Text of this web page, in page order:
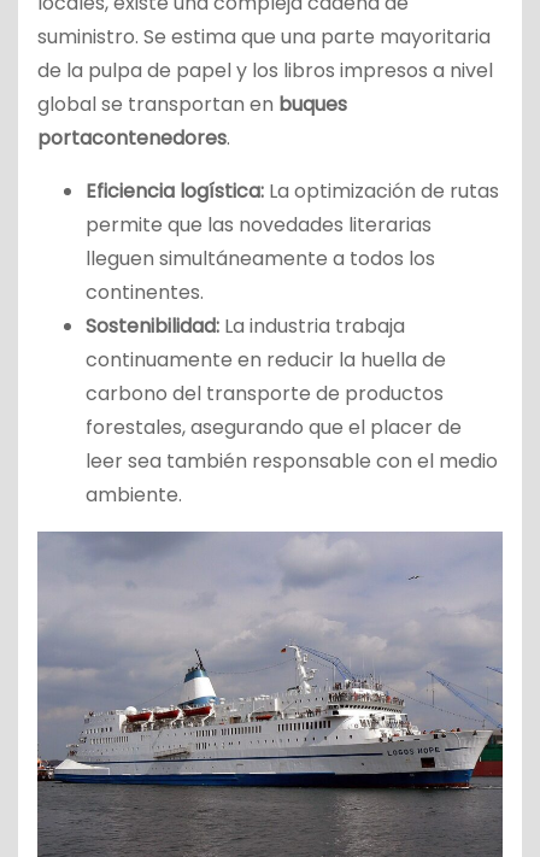
suministro. Se estima que una parte mayoritaria
de la pulpa de papel y los libros impresos a nivel
global se transportan en buques
portacontenedores.
Eficiencia logística: La optimización de rutas
permite que las novedades literarias
lleguen simultáneamente a todos los
continentes.
Sostenibilidad: La industria trabaja
continuamente en reducir la huella de
carbono del transporte de productos
forestales, asegurando que el placer de
leer sea también responsable con el medio
ambiente.